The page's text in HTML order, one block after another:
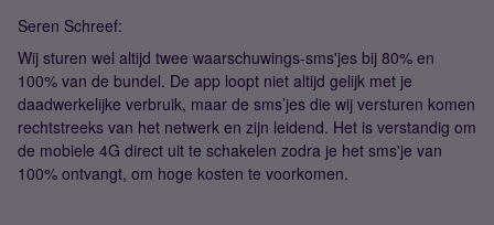
Seren Schreef:
Wij sturen wel altijd twee waarschuwings-sms'jes bij 80% en
100% van de bundel. De app loopt niet altijd gelijk met je
daadwerkelijke verbruik, maar de sms’jes die wij versturen komen
rechtstreeks van het netwerk en zijn leidend. Het is verstandig om
de mobiele 4G direct uit te schakelen zodra je het sms'je van
100% ontvangt, om hoge kosten te voorkomen.